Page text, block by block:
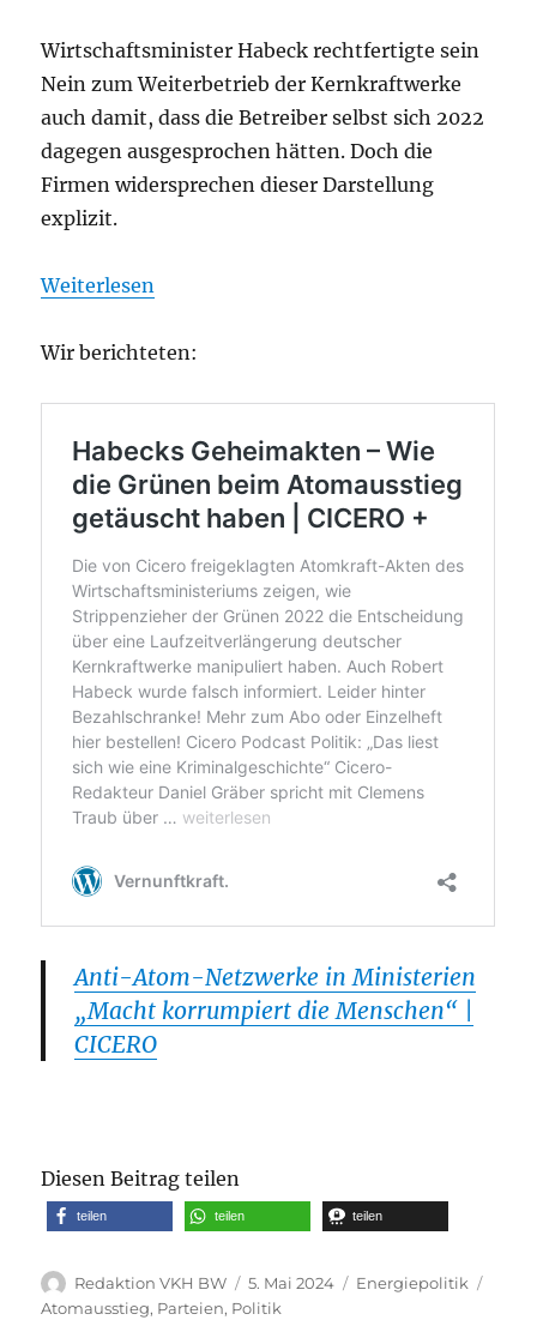
Wirtschaftsminister Habeck rechtfertigte sein
Nein zum Weiterbetrieb der Kernkraftwerke
auch damit, dass die Betreiber selbst sich 2022
dagegen ausgesprochen hätten. Doch die
Firmen widersprechen dieser Darstellung
explizit.
Weiterlesen
Wir berichteten:
Anti-Atom-Netzwerke in Ministerien
„Macht korrumpiert die Menschen“ |
CICERO
Diesen Beitrag teilen
teilen teilen teilen
Autor
Redaktion VKH BW
Veröffentlicht
am
5. Mai 2024 Kategorien
Energiepolitik
Atomausstieg, Parteien, Politik